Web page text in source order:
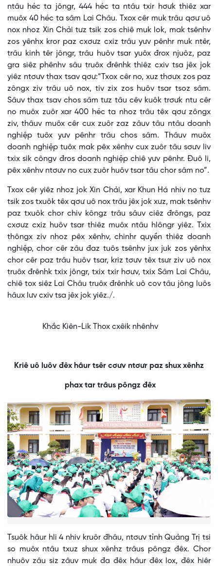
ntâu héc ta jôngr, 444 héc ta ntâu txir hơưk thiêz xar
muôx 40 héc ta sâm Lai Châu. Txox cêr muk trâu qơư uô
nox nhoz Xin Chải tưz tsik zos chiê muk lok, mak tsênhv
zos yênhx kror paz cxơưz cxiz trâu yưv pênhr muk ntêr,
trâu kinh têr jôngr, trâu huôv tsar yuôx đrox njuôz, paz
gra siêz phênhv sâu truôx đrênhk thiêz cxiv tsa jêx jok
yiêz ntơưv thax tsav qơư:“Txox cêr no, xuz thơưx zos paz
zôngx ziv trâu uô nox, tiv zix zos huôv tsar tsoz sâm.
Sâuv thax tsav chos sâm tưz tâu cêv kuôk trơưk ntu cêr
no muôx zuôr xar 400 héc ta nhoz trâu têx qơư zôngx
ziv, thâuv muôx cêr cux zuôr zaz zâuv tâu ntâu doanh
nghiệp tuôx yưv pênhr trâu chos sâm. Thâuv muôx
doanh nghiệp tuôx mak pêx xênhv cux zuôr tâu sơưv liv
txix sik côngv đros doanh nghiệp chiê yưv pênhr. Đuô li,
pêx xênhv ntơưv no cux zuôr huôv tsar tâu chor sâm no”.
Txox cêr yiêz nhoz jok Xin Chải, xar Khun Há nhiv no tưz
tsik zos txuôk têx qơư uô nox trâu jêx jok xưz, mak tsênhv
paz txuôk chor chiv kôngz trâu sâuv ciêz đrôngs, paz
cxơưz cxiz huôv tsar thiêz muôx ntâu hlôngr yiêz. Txix
thôngx ziv nhoz pêx xênhv, chinhr quyền thiêz doanh
nghiệp, chor cêr zâu đaz tuôs tsênhv jux juk zos yênhx
chor cêr paz trâu huôv tsar, kriz tơưv têx tsưr ziv uô nox
truôx đrênhk txix jôngr, txix txir hơưv, txix Sâm Lai Châu,
chiê tox siêz Lai Châu truôx đrênhk uô cov tâu jông luôs
hâux lưv cxiv tsa jêx jok yiêz./.
Khắc Kiên-Lik Thox cxêik nhênhv
Kriê uô luôv đêx hâur tsêr cơưv ntơưr paz shux xênhz
phax tar trâus pôngz đêx
Tsuôk hâur hli 4 nhiv kruôr đhâu, ntơưv tỉnh Quảng Trị tsi
so muôx ntâu txuz shux xênhz trâus pôngz đêx. Chor
nhuôv zâu siz zâuv muk đa đêx hâur đêx lox, đêx hiêr